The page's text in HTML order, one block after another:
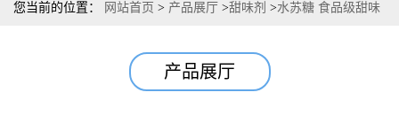
您当前的位置： 网站首页 > 产品展厅 >甜味剂 >水苏糖 食品级甜味
产品展厅